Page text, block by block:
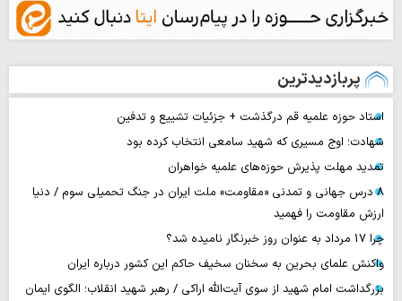
پربازدیدترین
استاد حوزه علمیه قم درگذشت + جزئیات تشییع و تدفین
شهادت؛ اوج مسیری که شهید سامعی انتخاب کرده بود
تمدید مهلت پذیرش حوزه‌های علمیه خواهران
۸ درس جهانی و تمدنی «مقاومت» ملت ایران در جنگ تحمیلی سوم / دنیا
ارزش مقاومت را فهمید
چرا 17 مرداد به عنوان روز خبرنگار نامیده شد؟
واکنش علمای بحرین به سخنان سخیف حاکم این کشور درباره ایران
بزرگداشت امام شهید از سوی آیت‌الله اراکی / رهبر شهید انقلاب؛ الگوی ایمان